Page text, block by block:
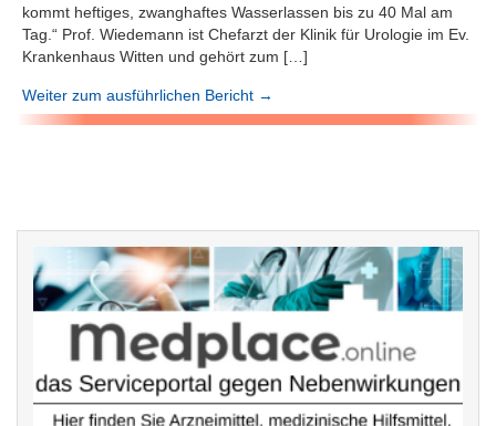
kommt heftiges, zwanghaftes Wasserlassen bis zu 40 Mal am
Tag.“ Prof. Wiedemann ist Chefarzt der Klinik für Urologie im Ev.
Krankenhaus Witten und gehört zum […]
Weiter zum ausführlichen Bericht →